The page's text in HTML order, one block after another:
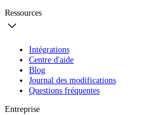
Ressources
Intégrations
Centre d'aide
Blog
Journal des modifications
Questions fréquentes
Entreprise